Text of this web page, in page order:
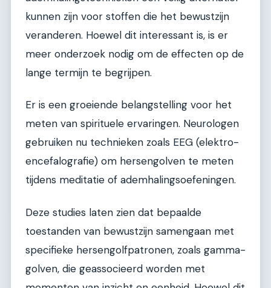
kunnen zijn voor stoffen die het bewustzijn
veranderen. Hoewel dit interessant is, is er
meer onderzoek nodig om de effecten op de
lange termijn te begrijpen.
Er is een groeiende belangstelling voor het
meten van spirituele ervaringen. Neurologen
gebruiken nu technieken zoals EEG (elektro-
encefalografie) om hersengolven te meten
tijdens meditatie of ademhalingsoefeningen.
Deze studies laten zien dat bepaalde
toestanden van bewustzijn samengaan met
specifieke hersengolfpatronen, zoals gamma-
golven, die geassocieerd worden met